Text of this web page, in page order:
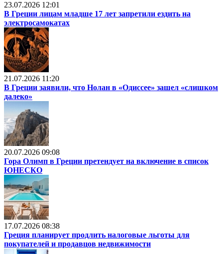
23.07.2026 12:01
В Греции лицам младше 17 лет запретили ездить на
электросамокатах
21.07.2026 11:20
В Греции заявили, что Нолан в «Одиссее» зашел «слишком
далеко»
20.07.2026 09:08
Гора Олимп в Греции претендует на включение в список
ЮНЕСКО
17.07.2026 08:38
Греция планирует продлить налоговые льготы для
покупателей и продавцов недвижимости